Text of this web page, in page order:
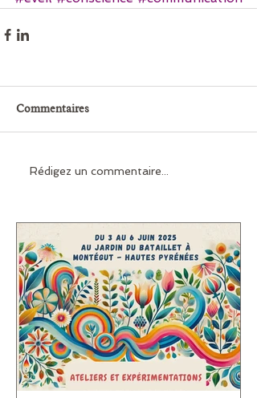
Commentaires
Rédigez un commentaire...